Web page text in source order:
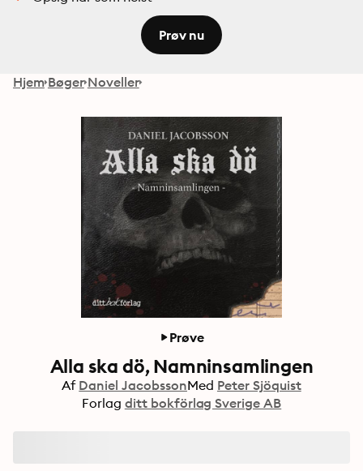
Prøv nu
Hjem Bøger Noveller
Prøve
Alla ska dö, Namninsamlingen
Af Daniel JacobssonMed Peter Sjöquist
Forlag ditt bokförlag Sverige AB